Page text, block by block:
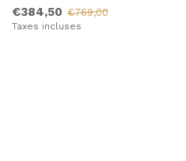
€384,50 €769,00
Taxes incluses